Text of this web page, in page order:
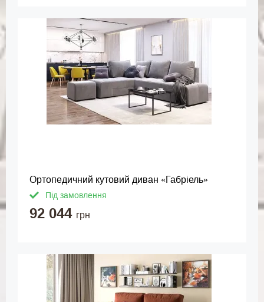
Ортопедичний кутовий диван «Габріель»
Під замовлення
92 044 грн